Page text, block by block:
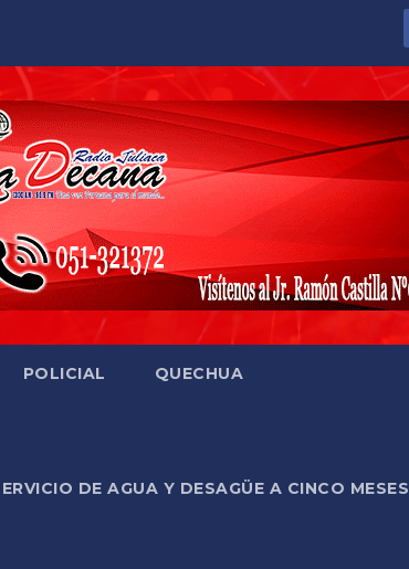
POLICIAL QUECHUA
DE AGUA Y DESAGÜE A CINCO MESES